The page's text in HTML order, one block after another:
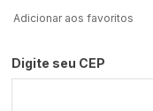
Digite seu CEP